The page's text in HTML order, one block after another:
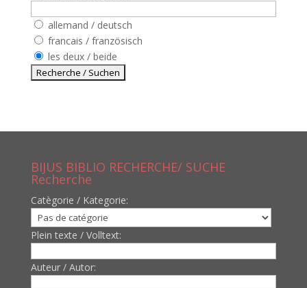
allemand / deutsch
francais / französisch
les deux / beide
BIJUS BIBLIO RECHERCHE/ SUCHE
Recherche
Catègorie / Kategorie:
Plein texte / Volltext:
Auteur / Autor: